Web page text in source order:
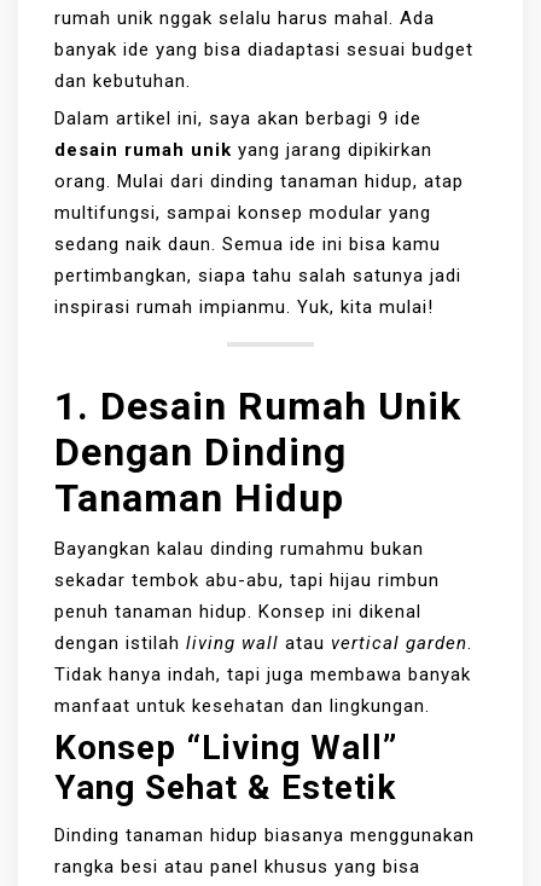
rumah unik nggak selalu harus mahal. Ada
banyak ide yang bisa diadaptasi sesuai budget
dan kebutuhan.
Dalam artikel ini, saya akan berbagi 9 ide
desain rumah unik yang jarang dipikirkan
orang. Mulai dari dinding tanaman hidup, atap
multifungsi, sampai konsep modular yang
sedang naik daun. Semua ide ini bisa kamu
pertimbangkan, siapa tahu salah satunya jadi
inspirasi rumah impianmu. Yuk, kita mulai!
1. Desain Rumah Unik
Dengan Dinding
Tanaman Hidup
Bayangkan kalau dinding rumahmu bukan
sekadar tembok abu-abu, tapi hijau rimbun
penuh tanaman hidup. Konsep ini dikenal
dengan istilah living wall atau vertical garden.
Tidak hanya indah, tapi juga membawa banyak
manfaat untuk kesehatan dan lingkungan.
Konsep “living Wall”
Yang Sehat & Estetik
Dinding tanaman hidup biasanya menggunakan
rangka besi atau panel khusus yang bisa